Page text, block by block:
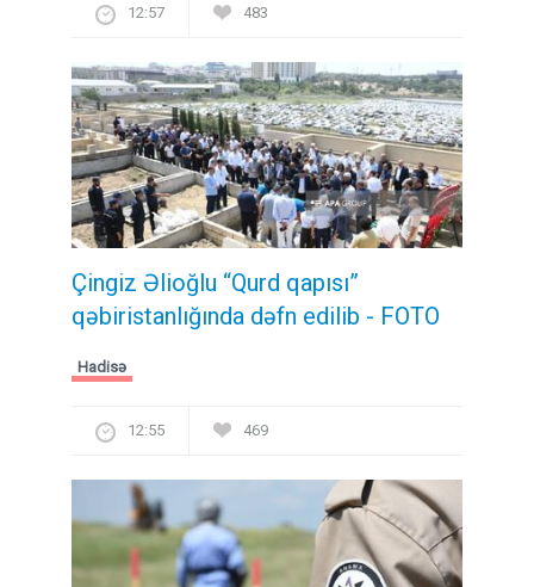
12:57 483
Çingiz Əlioğlu “Qurd qapısı”
qəbiristanlığında dəfn edilib - FOTO
Hadisə
12:55 469